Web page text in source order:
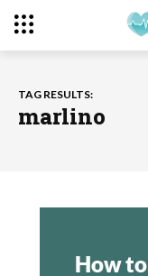
TAG RESULTS:
marlino